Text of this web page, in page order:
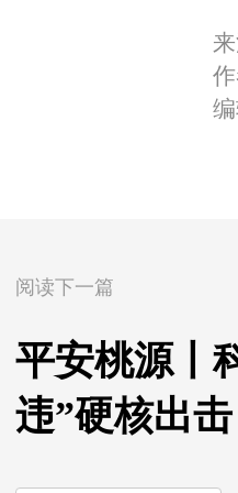
阅读下一篇
平安桃源丨
违”硬核出击